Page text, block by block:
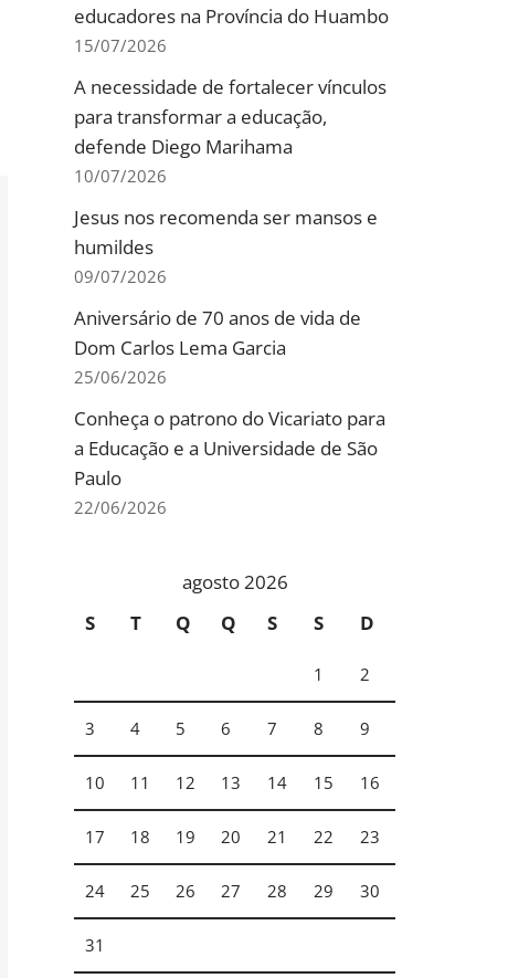
educadores na Província do Huambo
15/07/2026
A necessidade de fortalecer vínculos
para transformar a educação,
defende Diego Marihama
10/07/2026
Jesus nos recomenda ser mansos e
humildes
09/07/2026
Aniversário de 70 anos de vida de
Dom Carlos Lema Garcia
25/06/2026
Conheça o patrono do Vicariato para
a Educação e a Universidade de São
Paulo
22/06/2026
agosto 2026
S
T Q Q S S D
1 2
3 4 5 6 7 8 9
10 11 12 13 14 15 16
17 18 19 20 21 22 23
24 25 26 27 28 29 30
31